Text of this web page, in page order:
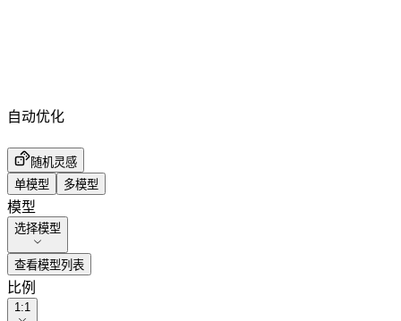
自动优化
随机灵感
单模型
多模型
模型
选择模型
查看模型列表
比例
1:1